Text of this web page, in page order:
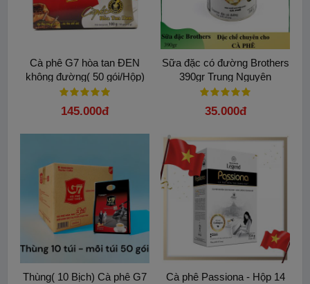
Cà phê G7 hòa tan ĐEN
không đường( 50 gói/Hộp)
145.000đ
Sữa đặc có đường Brothers
390gr Trung Nguyên
35.000đ
Thùng( 10 Bịch) Cà phê G7
Cà phê Passiona - Hộp 14